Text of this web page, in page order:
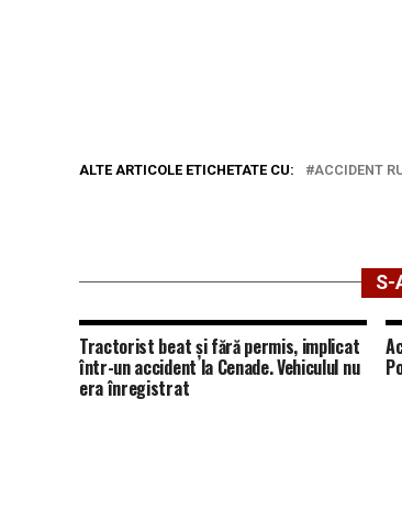
ALTE ARTICOLE ETICHETATE CU: ACCIDENT
S-
Tractorist beat și fără permis, implicat
într-un accident la Cenade. Vehiculul nu
era înregistrat